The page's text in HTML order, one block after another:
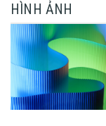
HÌNH ẢNH